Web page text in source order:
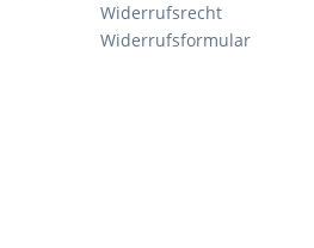
Widerrufsrecht
Widerrufsformular